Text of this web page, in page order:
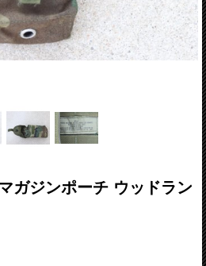
ガジンポーチ ウッドラン